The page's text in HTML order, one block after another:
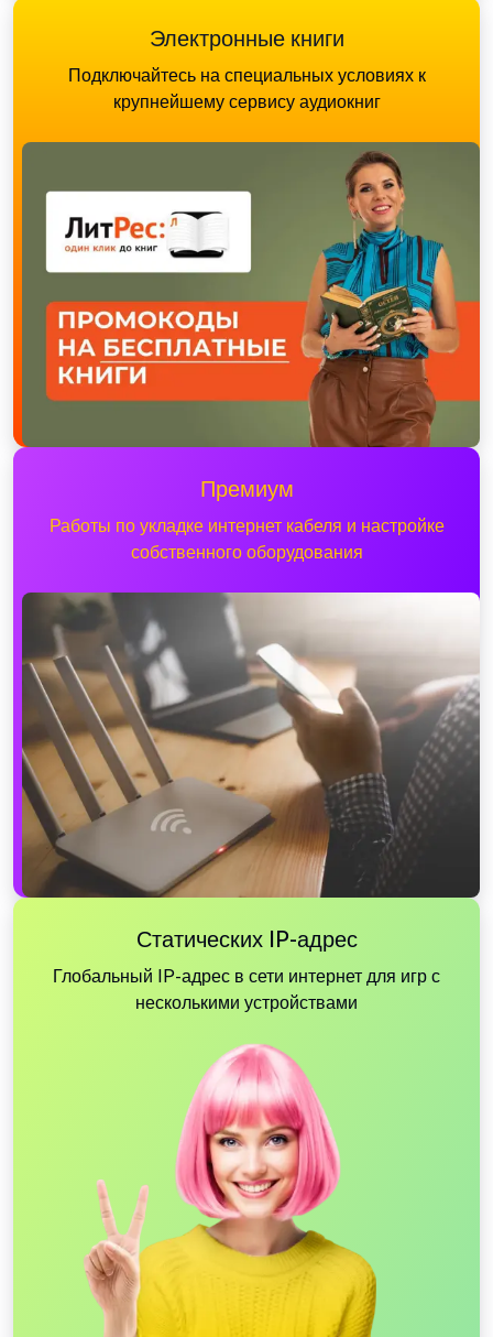
Электронные книги
Подключайтесь на специальных условиях к
крупнейшему сервису аудиокниг
Премиум
Работы по укладке интернет кабеля и настройке
собственного оборудования
Статических IP-адрес
Глобальный IP-адрес в сети интернет для игр с
несколькими устройствами